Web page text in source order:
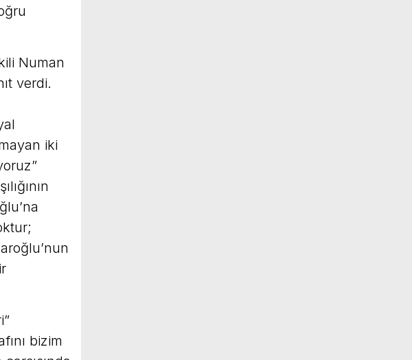
Numan
verdi.
iki
bizim